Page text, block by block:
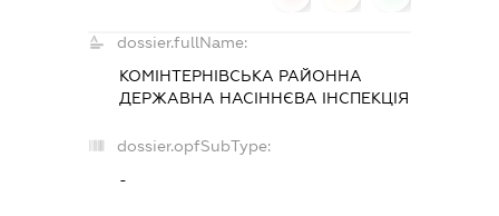
dossier.fullName:
КОМІНТЕРНІВСЬКА РАЙОННА
ДЕРЖАВНА НАСІННЄВА ІНСПЕКЦІЯ
dossier.opfSubType:
-